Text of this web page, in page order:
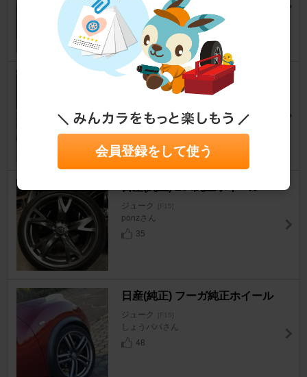
ジューク [F15]
pikazo-さん
PIVOT 3-drive COMPACT (TH
C/THC-M/THC-BM/THC-VW)
ジューク [F15]
ゆきちゃんまんさん
ジューク [F15]
ponzさん
35
日産(純正) フーガ純正ホイール
ジューク [F15]
しょうパパさん
48
会員登録をして使う